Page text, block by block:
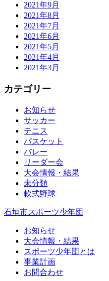
2021年9月
2021年8月
2021年7月
2021年6月
2021年5月
2021年4月
2021年3月
カテゴリー
お知らせ
サッカー
テニス
バスケット
バレー
リーダー会
大会情報・結果
未分類
軟式野球
石垣市スポーツ少年団
お知らせ
大会情報・結果
スポーツ少年団とは
事業計画
お問合わせ